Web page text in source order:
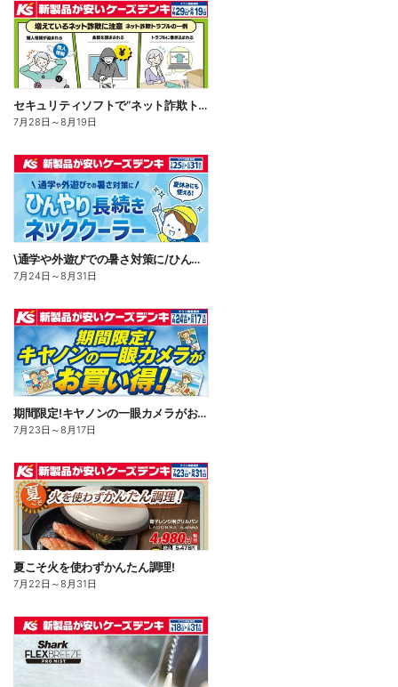
セキュリティソフトで“ネット詐欺トラブル”から守る!
7月28日 ～8月19日
\通学や外遊びでの暑さ対策に/ひんやり長続きネッククーラー
7月24日 ～8月31日
期間限定!キヤノンの一眼カメラがお買い得!
7月23日 ～8月17日
夏こそ火を使わずかんたん調理!
7月22日 ～8月31日